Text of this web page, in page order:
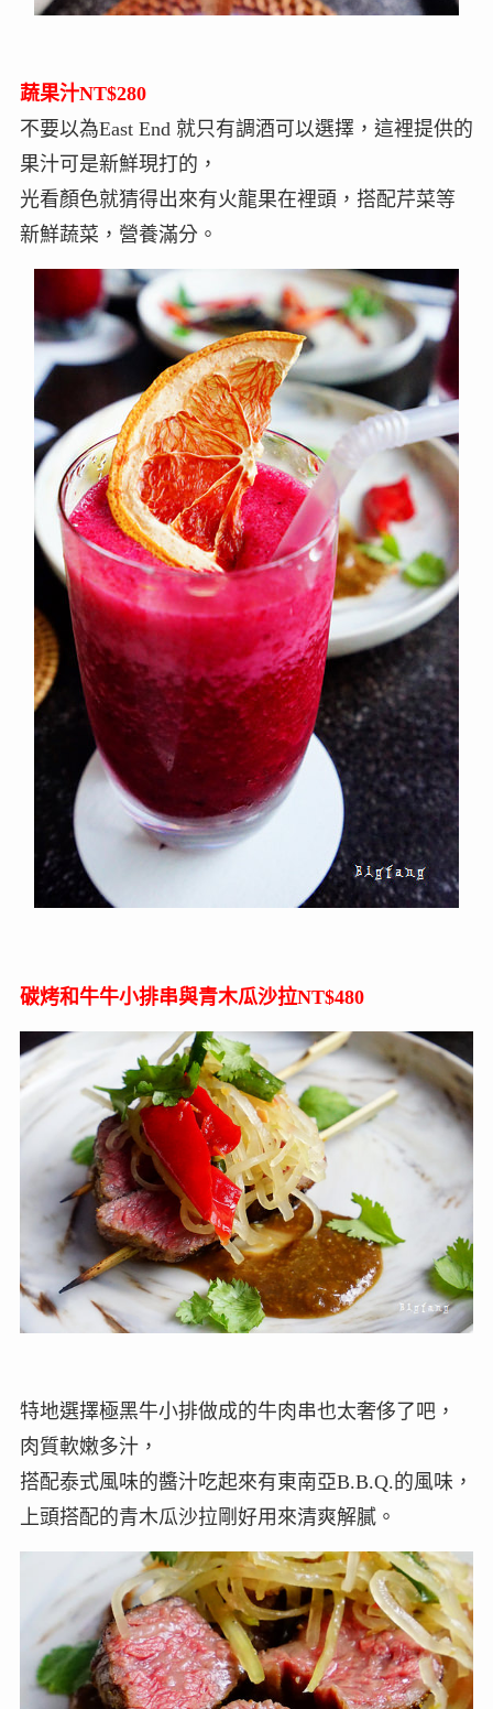
蔬果汁NT$280
不要以為East End 就只有調酒可以選擇，這裡提供的
果汁可是新鮮現打的，
光看顏色就猜得出來有火龍果在裡頭，搭配芹菜等
新鮮蔬菜，營養滿分。
碳烤和牛牛小排串與青木瓜沙拉NT$480
特地選擇極黑牛小排做成的牛肉串也太奢侈了吧，
肉質軟嫩多汁，
搭配泰式風味的醬汁吃起來有東南亞B.B.Q.的風味，
上頭搭配的青木瓜沙拉剛好用來清爽解膩。